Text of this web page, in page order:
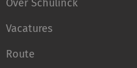
Over Schulinck
Vacatures
Route